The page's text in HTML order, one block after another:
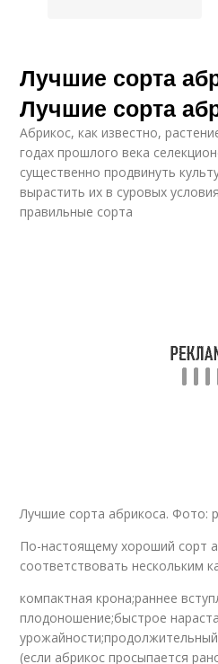
Абрикос для юга
Абрикос для
волгоградской
области
Лучшие сорта
Лучшие сорта
Абрикос, как известно,
годах прошлого века
существенно продвинуть
вырастить их в суровых
правильные сорта
Лучшие сорта абрикоса. Фото:
По-настоящему хороший сорт
соответствовать нескольким
компактная крона;раннее
плодоношение;быстрое
(если абрикос просыпается